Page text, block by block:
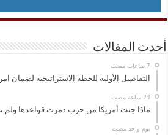
أحدث المقالات
التفاصيل الأولية للخطة الاستراتيجية لضمان
ماذا جنت أمريكا من حرب دمرت قواعدها ولم
‏يوم واحد مضت